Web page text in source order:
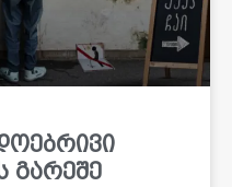
გარეშე